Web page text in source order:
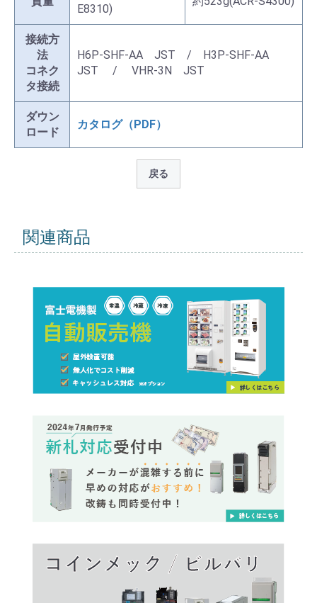
E8310)
接続方
法
コネク
タ接続
H6P-SHF-AA JST / H3P-SHF-AA
JST / VHR-3N JST
ダウン
ロード
カタログ（PDF）
戻る